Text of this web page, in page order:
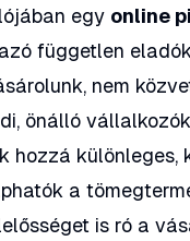
egy online
független
nem
önálló
hozzá
a
is ró a